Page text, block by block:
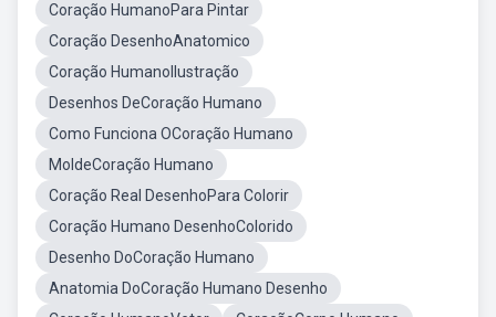
Coração HumanoPara Pintar
Coração DesenhoAnatomico
Coração HumanoIlustração
Desenhos DeCoração Humano
Como Funciona OCoração Humano
MoldeCoração Humano
Coração Real DesenhoPara Colorir
Coração Humano DesenhoColorido
Desenho DoCoração Humano
Anatomia DoCoração Humano Desenho